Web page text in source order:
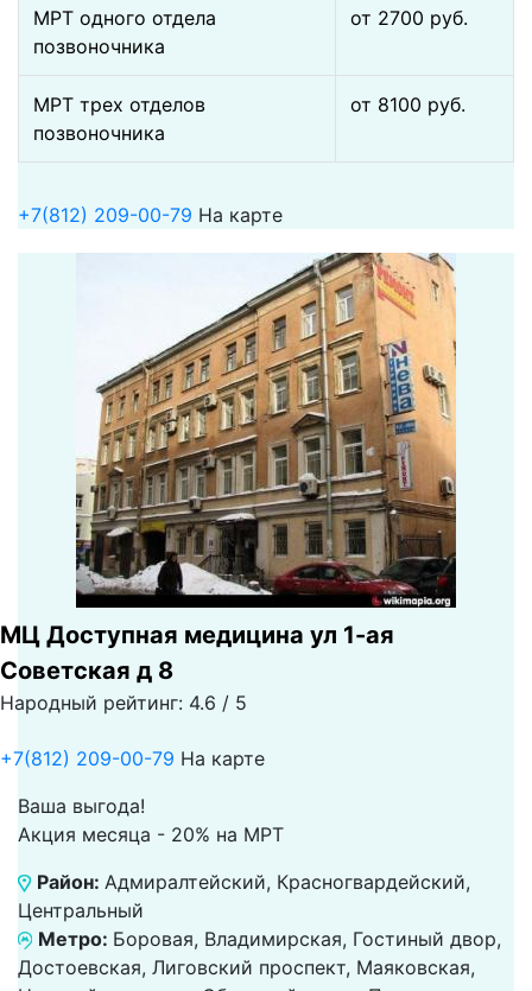
МРТ одного отдела
позвоночника
от 2700 pуб.
МРТ трех отделов
позвоночника
от 8100 pуб.
+7(812) 209-00-79 На карте
МЦ Доступная медицина ул 1-ая
Советская д 8
Народный рейтинг: 4.6 / 5
+7(812) 209-00-79 На карте
Ваша выгода!
Акция месяца - 20% на МРТ
Район: Адмиралтейский, Красногвардейский,
Центральный
Метро: Боровая, Владимирская, Гостиный двор,
Достоевская, Лиговский проспект, Маяковская,